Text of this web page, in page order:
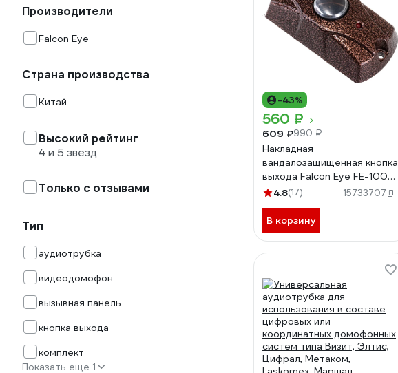
Производители
Falcon Eye
Страна производства
Китай
Высокий рейтинг
4 и 5 звезд
Только с отзывами
Тип
аудиотрубка
видеодомофон
вызывная панель
кнопка выхода
комплект
Показать еще 1
-43%
560 ₽
609 ₽990 ₽
Накладная
вандалозащищенная кнопка
выхода Falcon Eye FE-100
Медь 00-00110046
4.8(17) 15733707
В корзину